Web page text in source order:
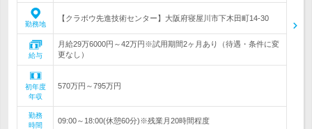
勤務地
【クラボウ先進技術センター】大阪府寝屋川市下木田町14-30
給与
月給29万6000円～42万円※試用期間2ヶ月あり（待遇・条件に変
更なし）
初年度
年収
570万円～795万円
勤務
時間
09:00～18:00(休憩60分)※残業月20時間程度